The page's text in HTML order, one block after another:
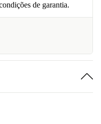
de garantia.